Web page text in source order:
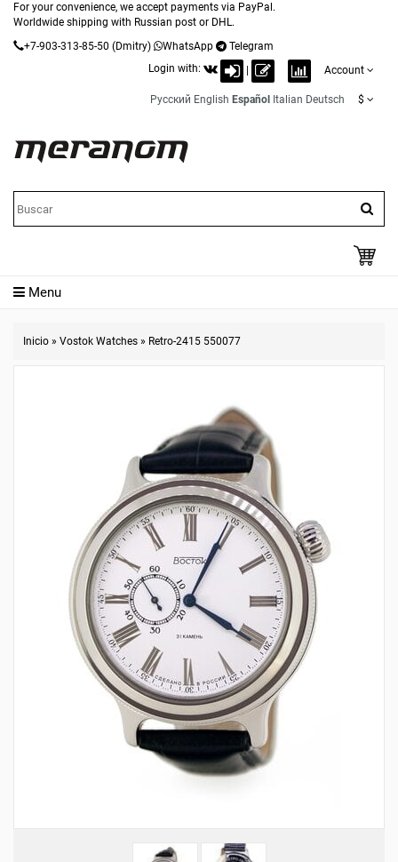
For your convenience, we accept payments via PayPal.
Worldwide shipping with Russian post or DHL.
+7-903-313-85-50 (Dmitry) WhatsApp
Telegram
Login with:
Account
Русский English Español Italian Deutsch $
Menu
Inicio » Vostok Watches » Retro-2415 550077